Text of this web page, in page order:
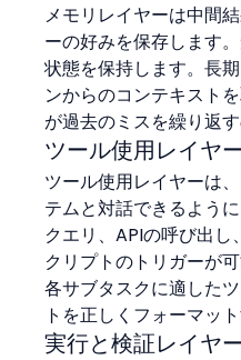
メモリレイヤーは中間
ーの好みを保存します
状態を保持します。長
ンからのコンテキスト
が過去のミスを繰り返す
ツール使用レイヤ
ツール使用レイヤーは
テムと対話できるよう
クエリ、APIの呼び出
クリプトのトリガーが
各サブタスクに適した
トを正しくフォーマッ
実行と検証レイヤ